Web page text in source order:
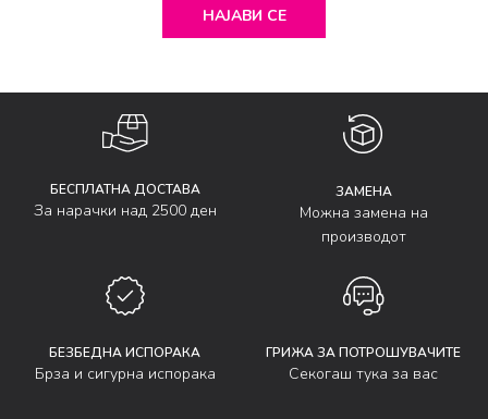
НАЈАВИ СЕ
БЕСПЛАТНА ДОСТАВА
За нарачки над 2500 ден
ЗАМЕНА
Можна замена на
производот
БЕЗБЕДНА ИСПОРАКА
Брза и сигурна испорака
ГРИЖА ЗА ПОТРОШУВАЧИТЕ
Секогаш тука за вас